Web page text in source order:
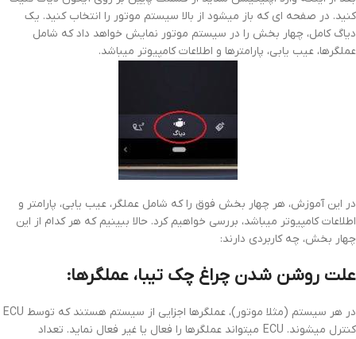
کنید. در صفحه ای که باز میشود از بالا سیستم موتور را انتخاب کنید. یک
دیاگ کامل، چهار بخش را در سیستم موتور نمایش خواهد داد که شامل
عملگرها، عیب یابی، پارامترها و اطلاعات کامپیوتر میباشد.
در این آموزش، هر چهار بخش فوق را که شامل عملگر، عیب یابی، پارامتر و
اطلاعات کامپیوتر میباشد، بررسی خواهیم کرد. حالا ببینیم که هر کدام از این
چهار بخش، چه کاربردی دارند:
علت روشن شدن چراغ چک تیبا، عملگرها:
در هر سیستم (مثلا موتور)، عملگرها اجزایی از سیستم هستند که توسط ECU
کنترل میشوند. ECU میتواند عملگرها را فعال یا غیر فعال نماید. تعداد